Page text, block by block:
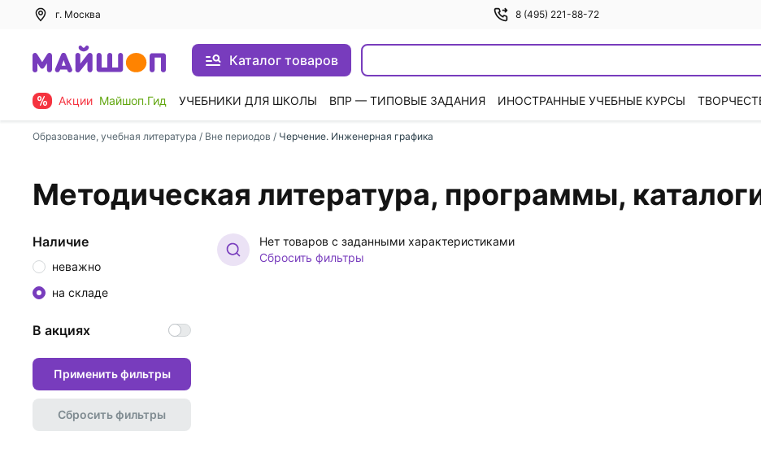
г. Москва 8 (495) 221-88-72
Каталог товаров
Акции Майшоп.Гид УЧЕБНИКИ ДЛЯ ШКОЛЫ ВПР — ТИПОВЫЕ ЗАДАНИЯ ИНОСТРАННЫЕ УЧЕБНЫЕ КУРСЫ
Образование, учебная литература / Вне периодов / Черчение. Инженерная графика
Методическая литература, программы,
Нет товаров с заданными характеристиками
Сбросить фильтры
Наличие
неважно
на складе
В акциях
Применить фильтры
Сбросить фильтры